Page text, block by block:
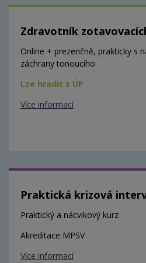
Zdravotník
Online + prezenčně, prakticky s
záchrany tonoucího
Lze hradit z ÚP
Více informací
Praktická krizová
Praktický a nácvikový kurz
Akreditace MPSV
Více informací